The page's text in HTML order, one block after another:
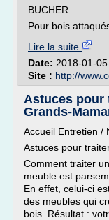
BUCHER
Pour bois
Lire la suite
Date: 2018-01-
Site : http://
Astuces pour
Grands-
Accueil Entretien /
Astuces pour
Comment traiter
meuble est
En effet, celui-ci
des meubles qui
bois. Résultat :